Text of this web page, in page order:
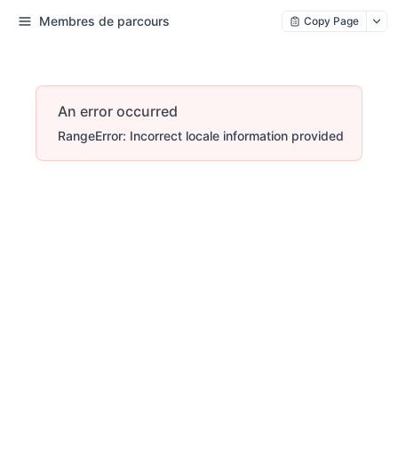
Membres de parcours Copy Page
An error occurred
RangeError: Incorrect locale information provided